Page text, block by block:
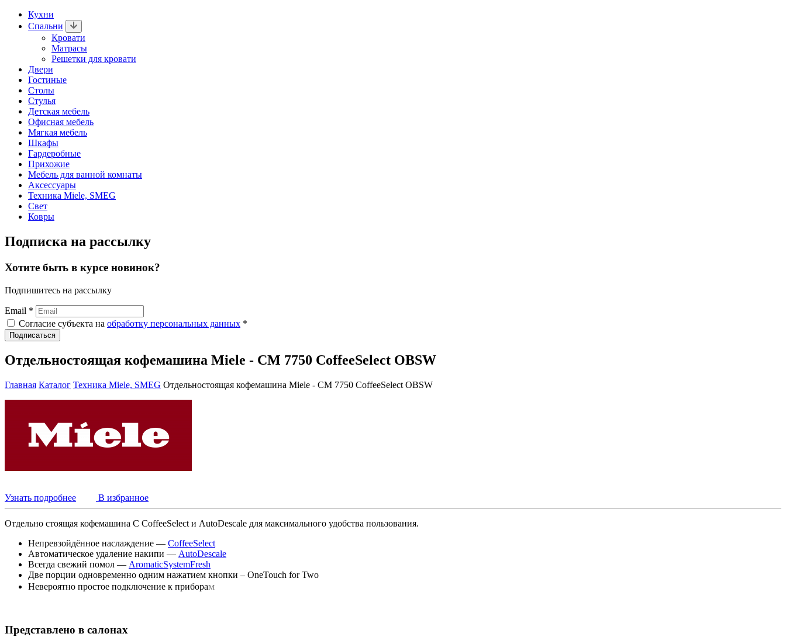
Кухни
Спальни
Кровати
Матрасы
Решетки для кровати
Двери
Гостиные
Столы
Стулья
Детская мебель
Офисная мебель
Мягкая мебель
Шкафы
Гардеробные
Прихожие
Мебель для ванной комнаты
Аксессуары
Техника Miele, SMEG
Свет
Ковры
Подписка на рассылку
Хотите быть в курсе новинок?
Подпишитесь на рассылку
Email *
Согласие субъекта на обработку персональных данных *
Подписаться
Отдельностоящая кофемашина Miele - CM 7750 CoffeeSelect OBSW
Главная Каталог Техника Miele, SMEG Отдельностоящая кофемашина Miele - CM 7750 CoffeeSelect OBSW
Узнать подробнее В избранное
Отдельно стоящая кофемашина С CoffeeSelect и AutoDescale для максимального удобства пользования.
Непревзойдённое наслаждение — CoffeeSelect
Автоматическое удаление накипи — AutoDescale
Всегда свежий помол — AromaticSystemFresh
Две порции одновременно одним нажатием кнопки – OneTouch for Two
Невероятно простое подключение к приборам
Представлено в салонах